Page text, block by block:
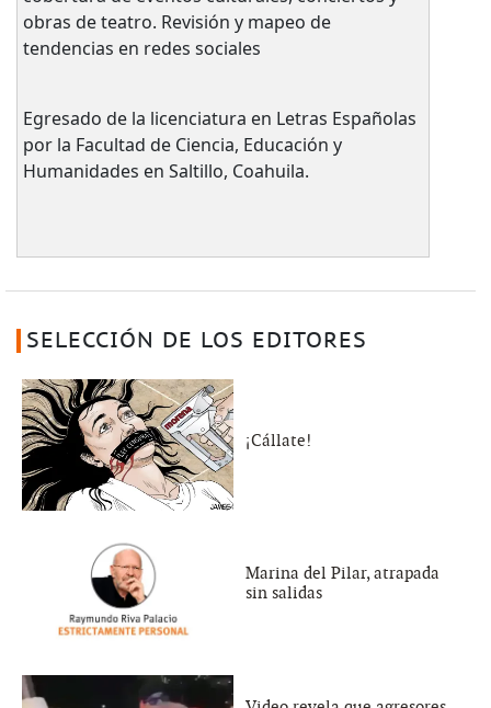
obras de teatro. Revisión y mapeo de
tendencias en redes sociales
Egresado de la licenciatura en Letras Españolas
por la Facultad de Ciencia, Educación y
Humanidades en Saltillo, Coahuila.
SELECCIÓN DE LOS EDITORES
¡Cállate!
Marina del Pilar, atrapada
sin salidas